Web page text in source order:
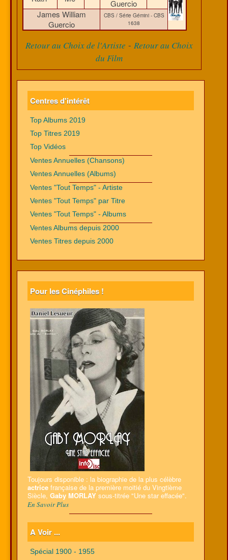
Guercio
James William
Guercio
CBS / Série Gémini - CBS
1638
Retour au Choix de l'Artiste - Retour au Choix
du Film
Centres d'intérêt
Top Albums 2019
Top Titres 2019
Top Vidéos
Ventes Annuelles (Chansons)
Ventes Annuelles (Albums)
Ventes "Tout Temps" - Artiste
Ventes "Tout Temps" par Titre
Ventes "Tout Temps" - Albums
Ventes Albums depuis 2000
Ventes Titres depuis 2000
Pour les Cinéphiles !
Toujours disponible : la biographie de la plus célèbre
actrice française de la première moitié du Vingtième
Siècle, Gaby MORLAY sous-titrée "Une star effacée".
En Savoir Plus
A Voir ...
Spécial 1900 - 1955